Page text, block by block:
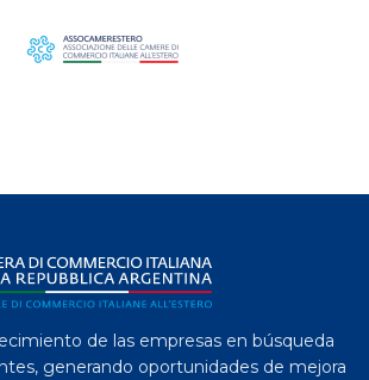
de las empresas en búsqueda
generando oportunidades de mejora